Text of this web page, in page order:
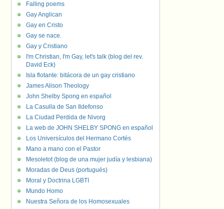
Falling poems
Gay Anglican
Gay en Cristo
Gay se nace.
Gay y Cristiano
I'm Christian, I'm Gay, let's talk (blog del rev.
David Eck)
Isla flotante: bitácora de un gay cristiano
James Alison Theology
John Shelby Spong en español
La Casulla de San Ildefonso
La Ciudad Perdida de Nivorg
La web de JOHN SHELBY SPONG en español
Los Universículos del Hermano Cortés
Mano a mano con el Pastor
Mesoletot (blog de una mujer judía y lesbiana)
Moradas de Deus (portugués)
Moral y Doctrina LGBTI
Mundo Homo
Nuestra Señora de los Homosexuales